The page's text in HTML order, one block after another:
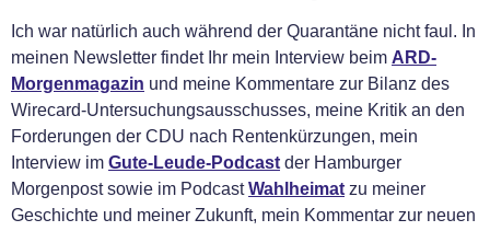
Ich war natürlich auch während der Quarantäne nicht faul. In
meinen Newsletter findet Ihr mein Interview beim ARD-
Morgenmagazin und meine Kommentare zur Bilanz des
Wirecard-Untersuchungsausschusses, meine Kritik an den
Forderungen der CDU nach Rentenkürzungen, mein
Interview im Gute-Leude-Podcast der Hamburger
Morgenpost sowie im PodcastWahlheimat zu meiner
Geschichte und meiner Zukunft, mein Kommentar zur neuen